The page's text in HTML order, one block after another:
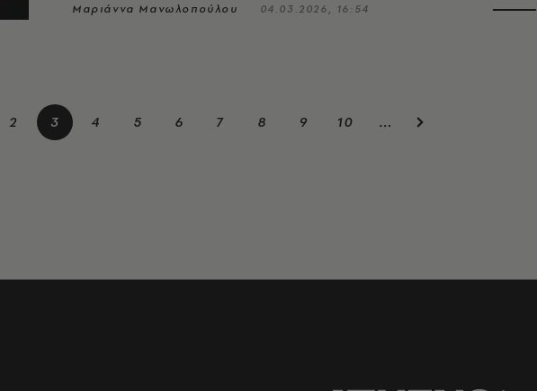
Μαριάννα Μανωλοπούλου 04.03.2026, 16:54
2 3 4 5 6 7 8 9 10 …